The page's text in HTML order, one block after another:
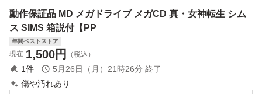
動作保証品 MD メガドライブ メガCD 真・女神転生 シム
ス SIMS 箱説付【PP
年間ベストストア
現在 1,500円 （税込）
1件 5月26日（月）21時26分 終了
傷や汚れあり